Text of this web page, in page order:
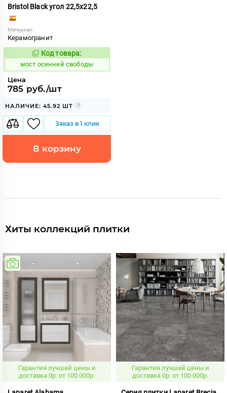
Bristol Black угол 22,5x22,5
Материал:
Керамогранит
1024085
Код товара:
мост осенней свободы
Цена
785 руб./шт
НАЛИЧИЕ: 45.92 ШТ
Заказ в 1 клик
В корзину
Хиты коллекций плитки
Гарантия лучшей цены и
доставка 0р. от 100 000р.
Гарантия лучшей цены и
доставка 0р. от 100 000р.